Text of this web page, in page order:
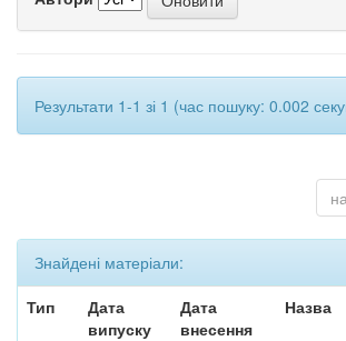
Результати 1-1 зі 1 (час пошуку: 0.002
Знайдені матеріали:
Тип
Дата
випуску
Дата
внесення
Назва